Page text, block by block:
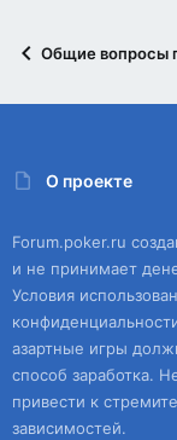
Общие вопросы
О проекте
Forum.poker.ru
и не принимает
Условия
азартные игры
способ заработка.
привести к
зависимостей.